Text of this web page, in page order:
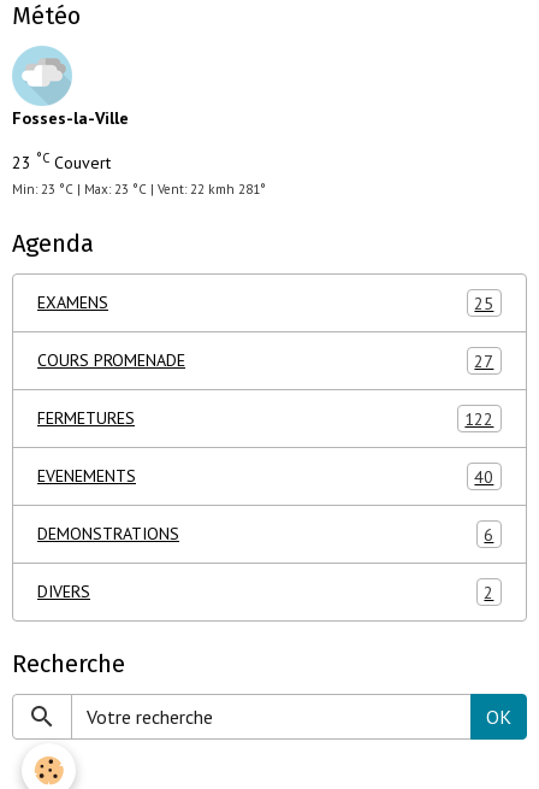
Météo
Fosses-la-Ville
23 °C Couvert
Min: 23 °C | Max: 23 °C | Vent: 22 kmh 281°
Agenda
EXAMENS 25
COURS PROMENADE 27
FERMETURES 122
EVENEMENTS 40
DEMONSTRATIONS 6
DIVERS 2
Recherche
OK